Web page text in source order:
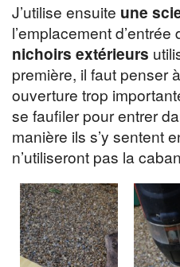
J’utilise ensuite une
l’emplacement
nichoirs extérieurs
première, il faut penser
ouverture trop
se faufiler pour entrer
manière ils s’y sentent
n’utiliseront pas la